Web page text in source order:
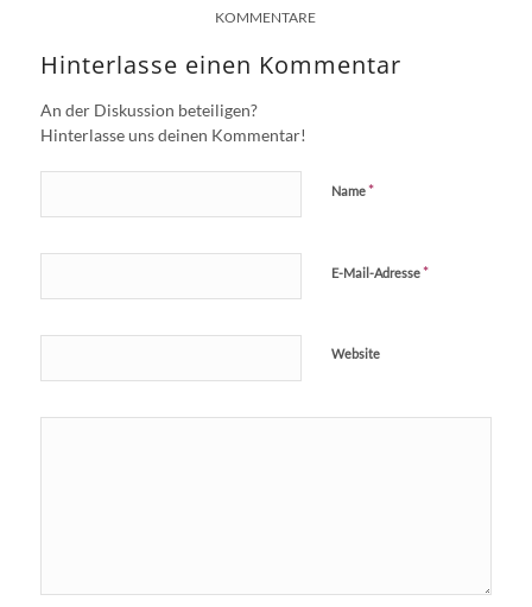
KOMMENTARE
Hinterlasse einen Kommentar
An der Diskussion beteiligen?
Hinterlasse uns deinen Kommentar!
Name*
E-Mail-Adresse*
Website